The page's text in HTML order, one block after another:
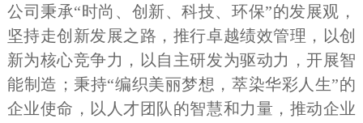
公司秉承“时尚、创新、科技、环保”的发展观，
坚持走创新发展之路，推行卓越绩效管理，以创
新为核心竞争力，以自主研发为驱动力，开展智
能制造；秉持“编织美丽梦想，萃染华彩人生”的
企业使命，以人才团队的智慧和力量，推动企业